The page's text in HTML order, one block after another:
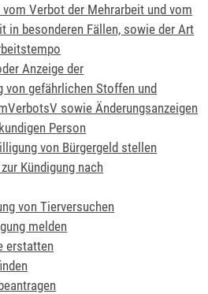
Verbot der Mehrarbeit und vom
in besonderen Fällen, sowie der Art
Anzeige der
von gefährlichen Stoffen und
sowie Änderungsanzeigen
Person
von Bürgergeld stellen
Kündigung nach
von Tierversuchen
melden
erstatten